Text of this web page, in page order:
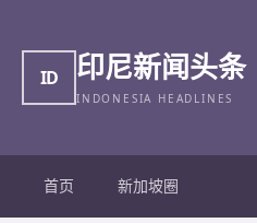
ID 印尼新闻头条
INDONESIA HEADLINES
首页 新加坡圈